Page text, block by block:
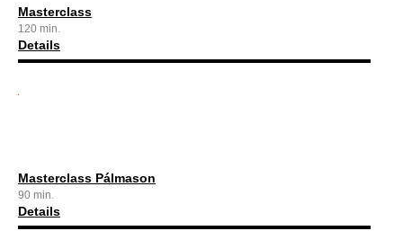
Masterclass
120 min.
Details
Masterclass Pálmason
90 min.
Details